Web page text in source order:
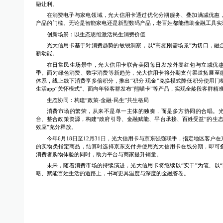
融让利。
在消费电子与家电领域，光大信用卡通过优化分期服务、叠加满减优惠
产品的门槛。无论是智能家电还是新型数码产品，老百姓都能借助金融工具
创新场景：以生态思维激活民生消费价值
光大信用卡基于对消费趋势的敏锐洞察，以“高频刚需场景”为切口，融
新动能。
在日常民生场景中，光大信用卡联合美团每日发放外卖红包与立减优
季。面对绿色消费、数字消费等新趋势，光大信用卡将分期支付渠道拓展至
体系，线上线下消费享多倍积分，推出“积分 现金”兑换模式降低积分使用门
生活app“关怀模式”、面向年轻客群发布“熊喵卡”等产品，实现全龄段客群精
生态协同：构建“政策-金融-民生”共生格局
消费市场的繁荣，从来不是单一主体的独奏，而是多方协同的合唱。
台、整合政策资源，构建“政府引导、金融赋能、平台承接、百姓受益”的生
效应”充分释放。
今年6月18日至12月31日，光大信用卡与京东强强联手，指定地区客户
的实物类指定商品，结算时选择京东支付并使用光大信用卡在线分期，即可
消费者购物体验的同时，助力平台与商家提升销量。
未来，随着消费市场的持续演进，光大信用卡将继续以“实干”为笔、以
略、赋能百姓生活的道路上，书写更具温度与深度的金融答卷。